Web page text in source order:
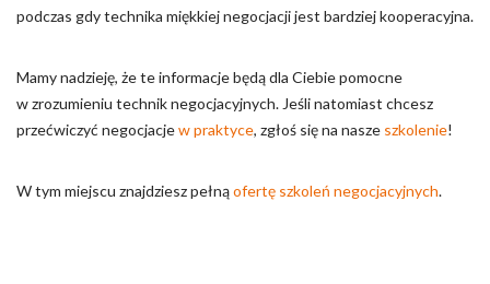
podczas gdy technika miękkiej negocjacji jest bardziej kooperacyjna.
Mamy nadzieję, że te informacje będą dla Ciebie pomocne
w zrozumieniu technik negocjacyjnych. Jeśli natomiast chcesz
przećwiczyć negocjacjew praktyce, zgłoś się na nasze szkolenie!
W tym miejscu znajdziesz pełnąofertę szkoleń negocjacyjnych.